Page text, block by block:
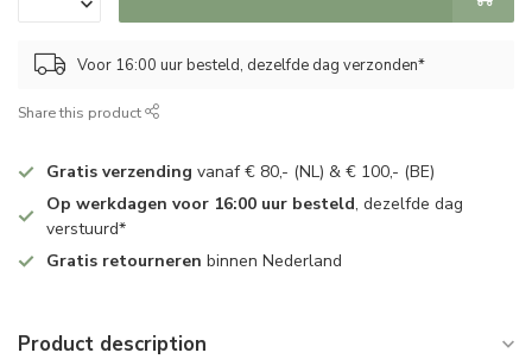
Voor 16:00 uur besteld, dezelfde dag verzonden*
Share this product
Gratis verzending vanaf € 80,- (NL) & € 100,- (BE)
Op werkdagen voor 16:00 uur besteld, dezelfde dag
verstuurd*
Gratis retourneren binnen Nederland
Product description